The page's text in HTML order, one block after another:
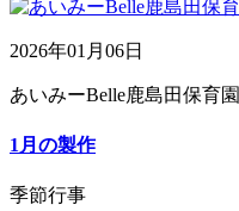
2026年01月06日
あいみーBelle鹿島田保育園
1月の製作
季節行事